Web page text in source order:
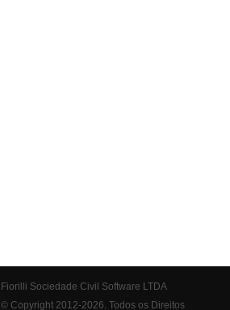
Fiorilli Sociedade Civil Software LTDA
© Copyright 2012-2026. Todos os Direitos